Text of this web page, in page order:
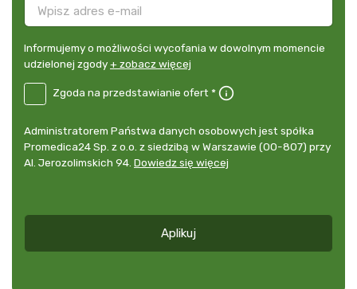
Informujemy
o
wycofania
dowolnym
momencie
udzielonej
Informujemy o możliwości wycofania w dowolnym momencie
udzielonej zgody+ zobacz więcej
DE
przedstawianie
Zgoda na przedstawianie ofert *
Administrator
danych
osobowych
Administratorem Państwa danych osobowych jest spółka
Promedica24 Sp. z o.o. z siedzibą w Warszawie (00-807) przy
Al. Jerozolimskich 94. Dowiedz się więcej
Aplikuj